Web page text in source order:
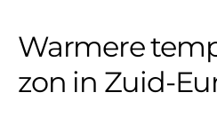
Warmere
zon in Zuid-